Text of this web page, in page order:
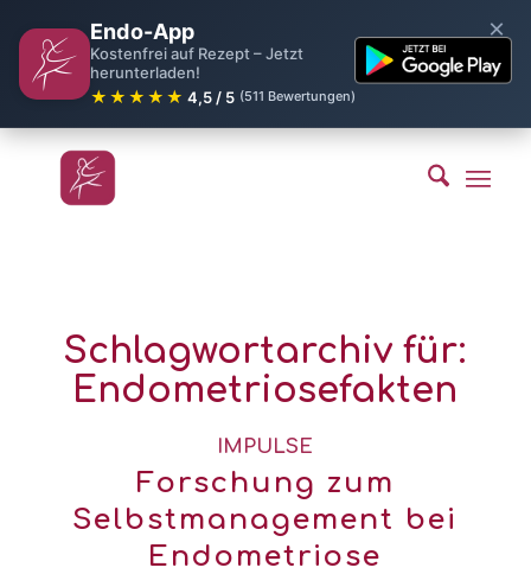
Endo-App
Kostenfrei auf Rezept – Jetzt
herunterladen!
★★★★★ 4,5 / 5 (511 Bewertungen)
×
Schlagwortarchiv für:
Endometriosefakten
IMPULSE
Forschung zum
Selbstmanagement bei
Endometriose